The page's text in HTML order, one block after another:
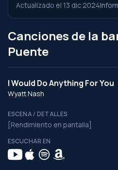
Actualizado el 13 dic 2024
Canciones de la
Puente
I Would Do Anything For You
Wyatt Nash
ESCENA / DETALLES
[Rendimiento en pantalla]
ESCUCHAR EN